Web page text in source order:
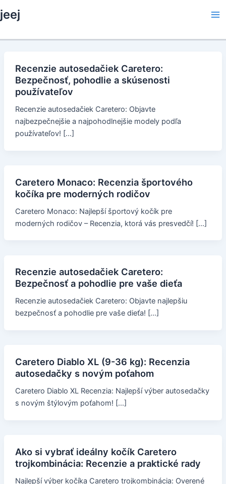
to
jeej
Recenzie autosedačiek Caretero:
Bezpečnosť, pohodlie a skúsenosti
používateľov
Recenzie autosedačiek Caretero: Objavte
najbezpečnejšie a najpohodlnejšie modely podľa
používateľov! […]
Caretero Monaco: Recenzia športového
kočíka pre moderných rodičov
Caretero Monaco: Najlepší športový kočík pre
moderných rodičov – Recenzia, ktorá vás presvedčí! […]
Recenzie autosedačiek Caretero:
Bezpečnosť a pohodlie pre vaše dieťa
Recenzie autosedačiek Caretero: Objavte najlepšiu
bezpečnosť a pohodlie pre vaše dieťa! […]
Caretero Diablo XL (9-36 kg): Recenzia
autosedačky s novým poťahom
Caretero Diablo XL Recenzia: Najlepší výber autosedačky
s novým štýlovým poťahom! […]
Ako si vybrať ideálny kočík Caretero
trojkombinácia: Recenzie a praktické rady
Najlepší výber kočíka Caretero trojkombinácia: Overené